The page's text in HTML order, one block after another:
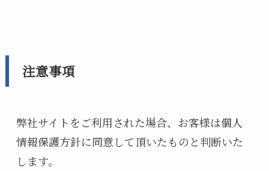
注意事項
弊社サイトをご利用された場合、お客様は個人
情報保護方針に同意して頂いたものと判断いた
します。